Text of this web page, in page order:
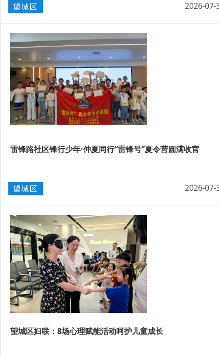
望城区 2026-07-
雷锋路社区锋行少年·仲夏同行“雷锋号”夏令营圆满收官
望城区 2026-07-
望城区妇联：8场心理赋能活动呵护儿童成长